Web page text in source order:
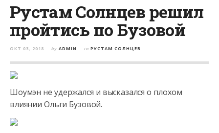
Рустам Солнцев решил
пройтись по Бузовой
ОКТ 03, 2018 by ADMIN in РУСТАМ СОЛНЦЕВ
Шоумэн не удержался и высказался о плохом
влиянии Ольги Бузовой.